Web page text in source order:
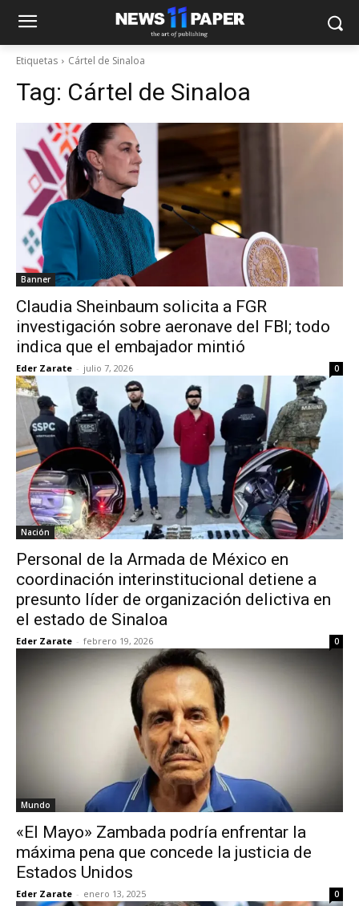
Etiquetas Cártel de Sinaloa
Tag: Cártel de Sinaloa
Banner
Claudia Sheinbaum solicita a FGR
investigación sobre aeronave del FBI; todo
indica que el embajador mintió
Eder Zarate - julio 7, 2026 0
Nación
Personal de la Armada de México en
coordinación interinstitucional detiene a
presunto líder de organización delictiva en
el estado de Sinaloa
Eder Zarate - febrero 19, 2026 0
Mundo
«El Mayo» Zambada podría enfrentar la
máxima pena que concede la justicia de
Estados Unidos
Eder Zarate - enero 13, 2025 0